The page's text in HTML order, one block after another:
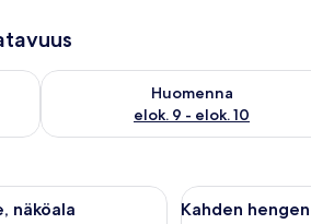
8 - elok. 9
Huomenna
elok. 9 - elok. 10
Tarkista huomisen saatavuus elok.
hotellihuone, jossa on suuri sänky, pieni
näköala
Avaa
6
Kahden